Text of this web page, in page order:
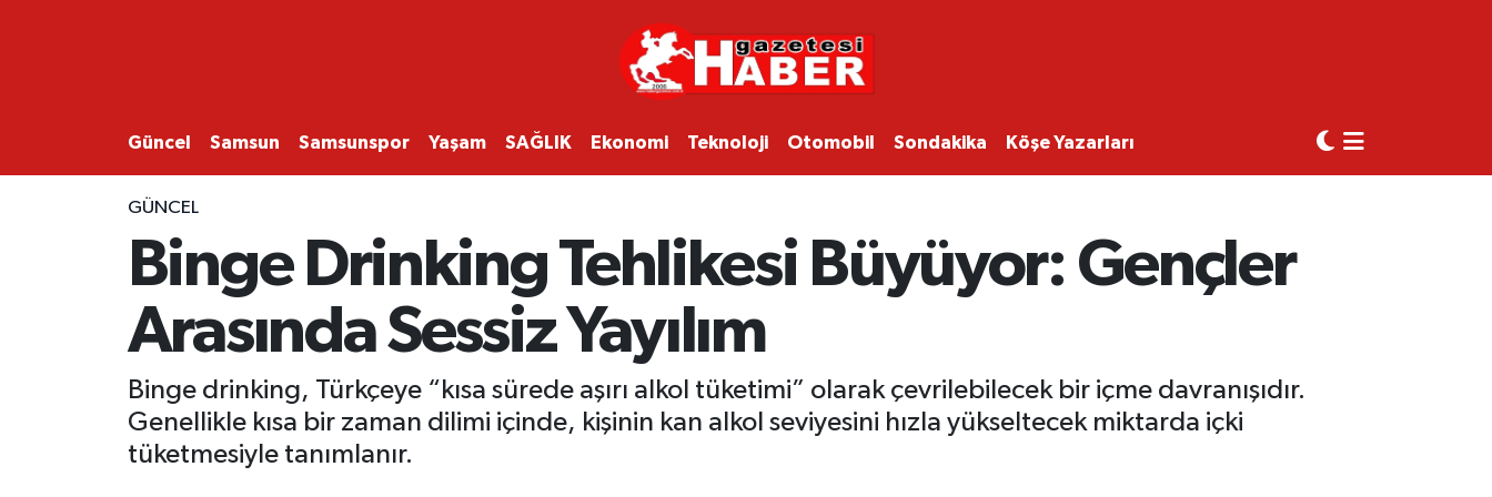
Güncel Samsun Samsunspor Yaşam SAĞLIK Ekonomi Teknoloji Otomobil Sondakika Köşe Yazarları
GÜNCEL
Binge Drinking Tehlikesi Büyüyor: Gençler
Arasında Sessiz Yayılım
Binge drinking, Türkçeye “kısa sürede aşırı alkol tüketimi” olarak çevrilebilecek bir içme davranışıdır.
Genellikle kısa bir zaman dilimi içinde, kişinin kan alkol seviyesini hızla yükseltecek miktarda içki
tüketmesiyle tanımlanır.
SAMSUN
SAMSUNSPOR
EKONOMİ